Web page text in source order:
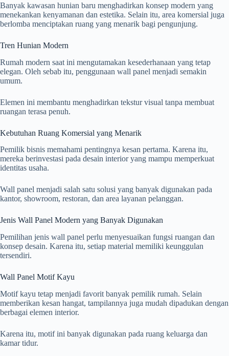
Banyak kawasan hunian baru menghadirkan konsep modern yang
menekankan kenyamanan dan estetika. Selain itu, area komersial juga
berlomba menciptakan ruang yang menarik bagi pengunjung.
Tren Hunian Modern
Rumah modern saat ini mengutamakan kesederhanaan yang tetap
elegan. Oleh sebab itu, penggunaan wall panel menjadi semakin
umum.
Elemen ini membantu menghadirkan tekstur visual tanpa membuat
ruangan terasa penuh.
Kebutuhan Ruang Komersial yang Menarik
Pemilik bisnis memahami pentingnya kesan pertama. Karena itu,
mereka berinvestasi pada desain interior yang mampu memperkuat
identitas usaha.
Wall panel menjadi salah satu solusi yang banyak digunakan pada
kantor, showroom, restoran, dan area layanan pelanggan.
Jenis Wall Panel Modern yang Banyak Digunakan
Pemilihan jenis wall panel perlu menyesuaikan fungsi ruangan dan
konsep desain. Karena itu, setiap material memiliki keunggulan
tersendiri.
Wall Panel Motif Kayu
Motif kayu tetap menjadi favorit banyak pemilik rumah. Selain
memberikan kesan hangat, tampilannya juga mudah dipadukan dengan
berbagai elemen interior.
Karena itu, motif ini banyak digunakan pada ruang keluarga dan
kamar tidur.